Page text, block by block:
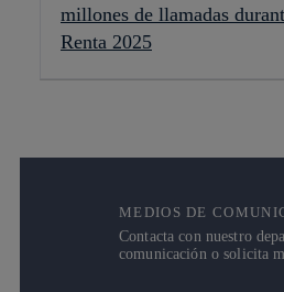
millones de llamadas
Renta 2025
MEDIOS DE
Contacta con nuestro
comunicación o solicita